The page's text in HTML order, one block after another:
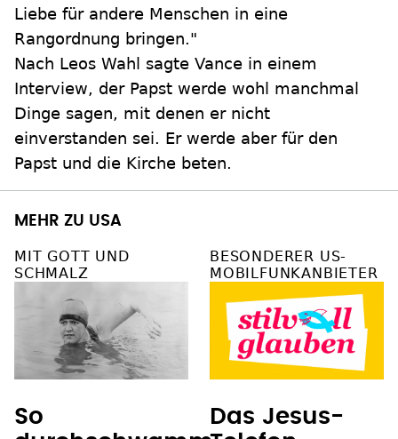
Liebe für andere Menschen in eine
Rangordnung bringen."
Nach Leos Wahl sagte Vance in einem
Interview, der Papst werde wohl manchmal
Dinge sagen, mit denen er nicht
einverstanden sei. Er werde aber für den
Papst und die Kirche beten.
MEHR ZU USA
MIT GOTT UND
SCHMALZ
So
BESONDERER US-
MOBILFUNKANBIETER
Das Jesus-